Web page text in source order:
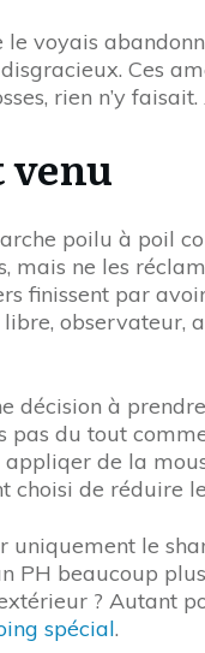
voyais
Ces
rien n’y
venu
poilu à poil
mais ne les
finissent par
observateur,
décision à
pas du tout
appliqer de la
choisi de
uniquement le
PH beaucoup
? Autant
spécial.